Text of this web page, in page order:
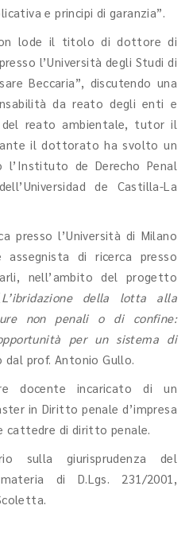
e principi di garanzia”.
lode il titolo di dottore di
l’Università degli Studi di
Beccaria”, discutendo una
da reato degli enti e
del reato ambientale, tutor il
il dottorato ha svolto un
l’Instituto de Derecho Penal
de Castilla-La
presso l’Università di Milano
di ricerca presso
nell’ambito del progetto
L’ibridazione della lotta alla
non penali o di confine:
per un sistema di
prof. Antonio Gullo.
docente incaricato di un
in Diritto penale d’impresa
cattedre di diritto penale.
sulla giurisprudenza del
di D.Lgs. 231/2001,